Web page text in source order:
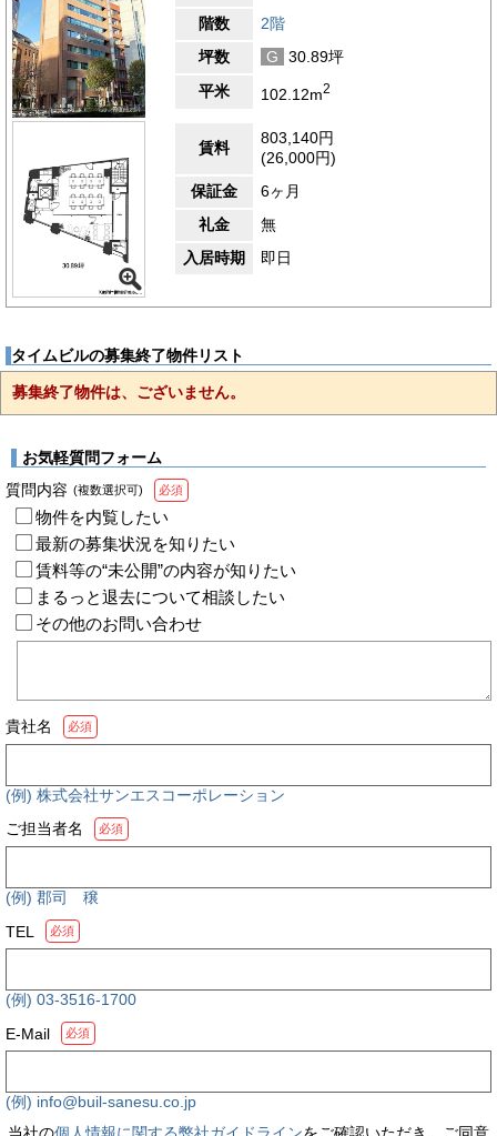
階数
2階
坪数
G
30.89坪
平米
102.12m2
賃料
803,140円
(26,000円)
保証金
6ヶ月
礼金
無
入居時期
即日
タイムビルの募集終了物件リスト
募集終了物件は、ございません。
お気軽質問フォーム
質問内容 (複数選択可) 必須
物件を内覧したい
最新の募集状況を知りたい
賃料等の“未公開”の内容が知りたい
まるっと退去について相談したい
その他のお問い合わせ
貴社名 必須
(例) 株式会社サンエスコーポレーション
ご担当者名
必須
(例) 郡司 穣
TEL
必須
(例) 03-3516-1700
E-Mail
必須
(例) info@buil-sanesu.co.jp